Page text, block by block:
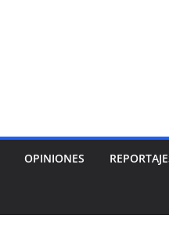
OPINIONES